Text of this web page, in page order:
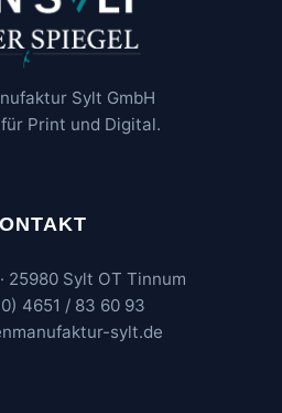
Sylt GmbH
Print und Digital.
25980 Sylt OT Tinnum
4651 / 83 60 93
sylt.de